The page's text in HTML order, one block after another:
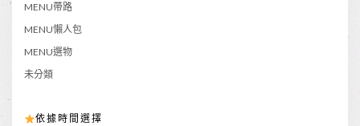
MENU帶路
MENU懶人包
MENU選物
未分類
依據時間選擇